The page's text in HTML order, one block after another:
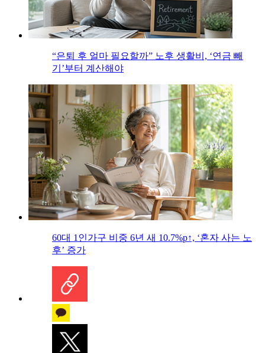
“은퇴 후 얼마 필요할까” 노후 생활비, ‘연금 빼
기’부터 계산해야
60대 1인가구 비중 6년 새 10.7%p↑, ‘혼자 사는 노
후’ 증가